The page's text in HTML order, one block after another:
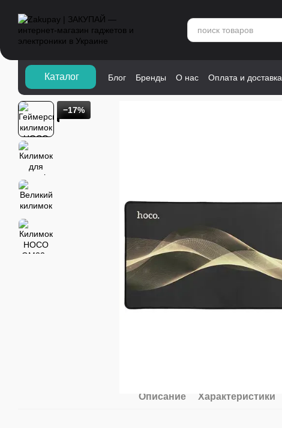
Каталог">
Каталог Блог Бренды О нас Оплата и доставка
−17%
Описание Характеристики